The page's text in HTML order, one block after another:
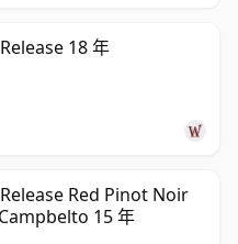
18 年
Red Pinot Noir
15 年